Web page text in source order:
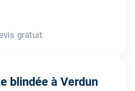
gratuit
blindée à Verdun